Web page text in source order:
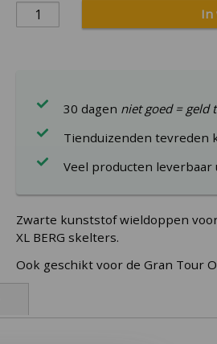
In
30 dagen niet goed = geld
Tienduizenden tevreden
Veel producten
Zwarte kunststof wieldoppen
XL BERG skelters.
Ook geschikt voor de Gran Tour